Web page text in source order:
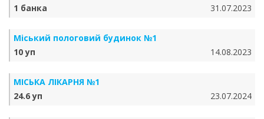
1 банка
31.07.2023
Міський пологовий будинок №1
10 уп
14.08.2023
МІСЬКА ЛІКАРНЯ №1
24.6 уп
23.07.2024